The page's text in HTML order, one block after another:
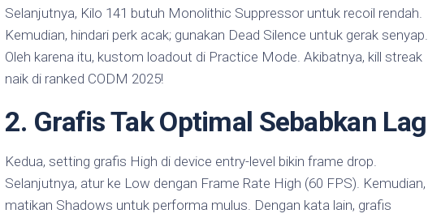
Selanjutnya, Kilo 141 butuh Monolithic Suppressor untuk recoil rendah.
Kemudian, hindari perk acak; gunakan Dead Silence untuk gerak senyap.
Oleh karena itu, kustom loadout di Practice Mode. Akibatnya, kill streak
naik di ranked CODM 2025!
2. Grafis Tak Optimal Sebabkan Lag
Kedua, setting grafis High di device entry-level bikin frame drop.
Selanjutnya, atur ke Low dengan Frame Rate High (60 FPS). Kemudian,
matikan Shadows untuk performa mulus. Dengan kata lain, grafis